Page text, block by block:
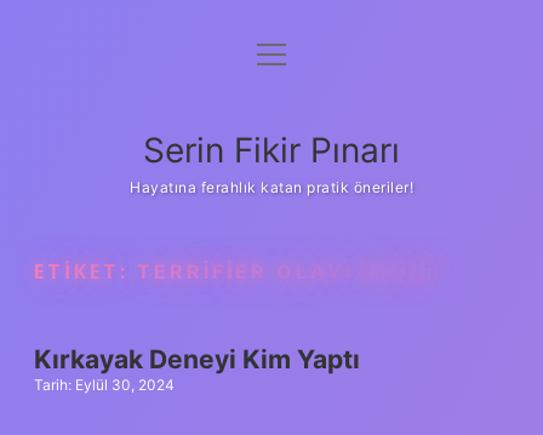
Gizlilik Politikası
Yasal Uyarı
menüyü
Serin Fikir Pınarı
Hayatına ferahlık katan pratik öneriler!
ETIKET: TERRIFIER OLAYI NEDIR
Kırkayak Deneyi Kim Yaptı
Tarih: Eylül 30, 2024